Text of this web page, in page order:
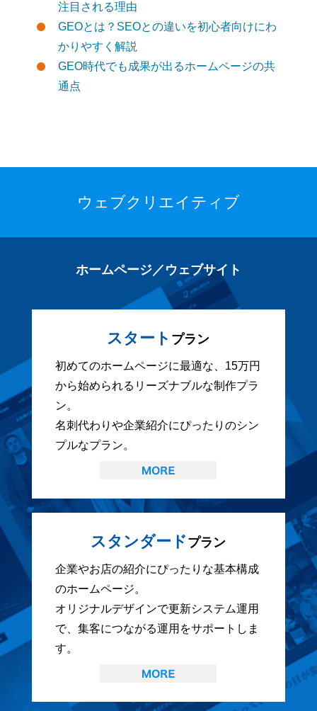
注目される理由
GEOとは？SEOとの違いを初心者向けにわ
かりやすく解説
GEO時代でも成果が出るホームページの共
通点
ウェブクリエイティブ
ホームページ／ウェブサイト
スタート プラン
初めてのホームページに最適な、15万円
から始められるリーズナブルな制作プラ
ン。
名刺代わりや企業紹介にぴったりのシン
プルなプラン。
スタンダードプラン
企業やお店の紹介にぴったりな基本構成
のホームページ。
オリジナルデザインで更新システム運用
で、集客につながる運用をサポートしま
す。